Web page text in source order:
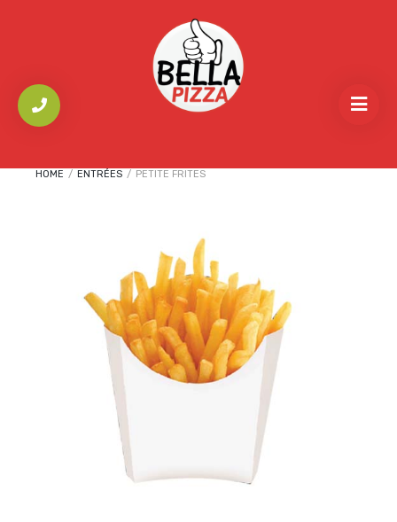
HOME / ENTRÉES / PETITE FRITES